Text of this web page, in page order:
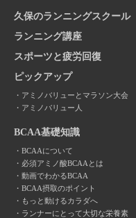
久保のランニングスクール
ランニング講座
スポーツと疲労回復
ピックアップ
アミノバリューとマラソン大会
アミノバリュー人
BCAA基礎知識
BCAAについて
必須アミノ酸BCAAとは
動画でわかるBCAA
BCAA摂取のポイント
もっと動けるカラダへ
ランナーにとって大切な栄養素